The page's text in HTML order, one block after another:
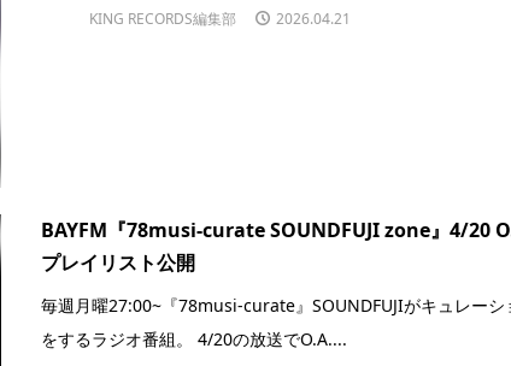
KING RECORDS編集部 2026.04.21
BAYFM『78musi-curate SOUNDFUJI zone』4/20
プレイリスト公開
毎週月曜27:00~『78musi-curate』SOUNDFUJIがキュレーシ
をするラジオ番組。 4/20の放送でO.A....